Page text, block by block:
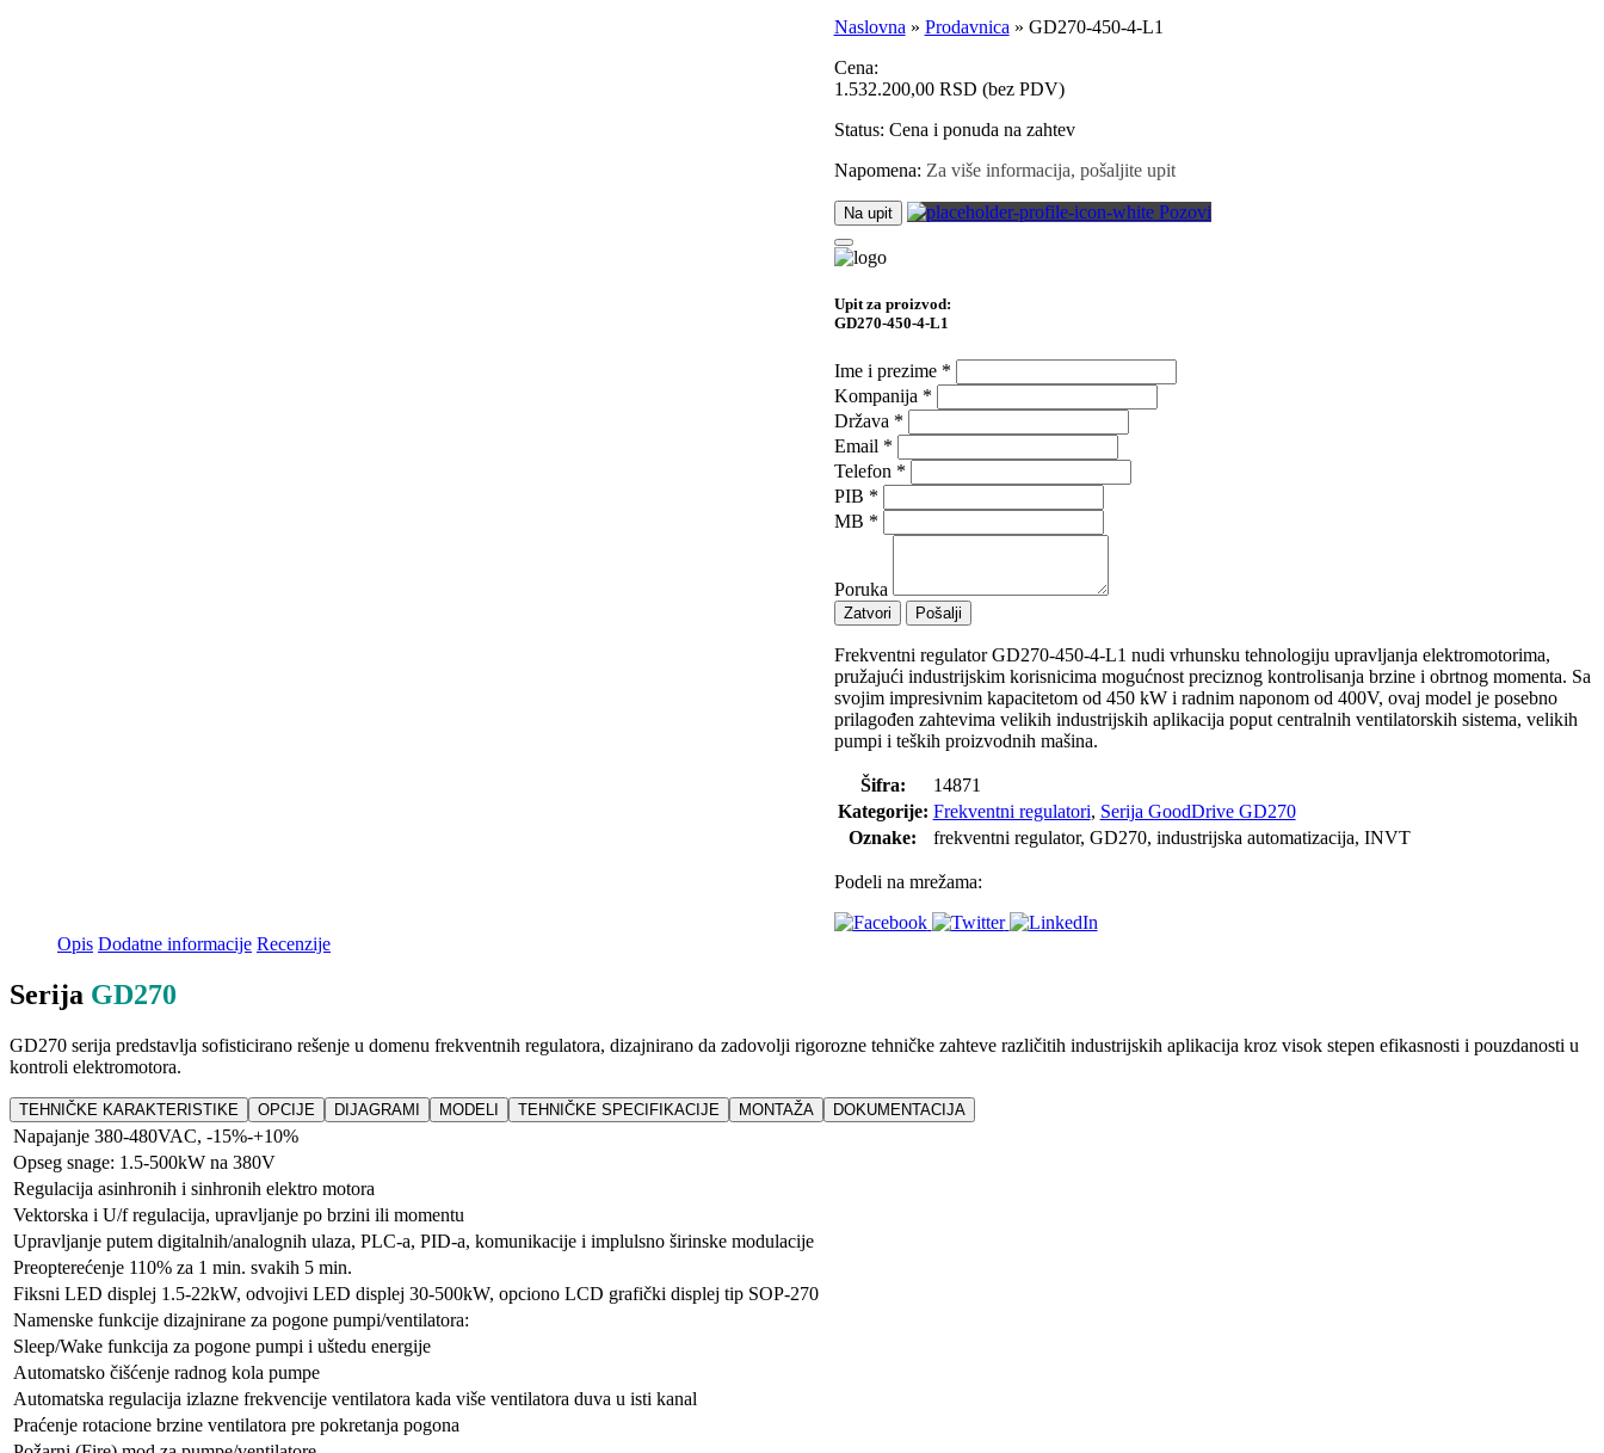
Naslovna » Prodavnica » GD270-450-4-L1
Cena:
1.532.200,00 RSD (bez PDV)
Status: Cena i ponuda na zahtev
Napomena: Za više informacija, pošaljite upit
Na upit Pozovi
Upit za proizvod:
GD270-450-4-L1
Ime i prezime*
Kompanija *
Država *
Email *
Telefon *
PIB *
MB *
Poruka
Zatvori Pošalji
Frekventni regulator GD270-450-4-L1 nudi vrhunsku tehnologiju upravljanja elektromotorima,
pružajući industrijskim korisnicima mogućnost preciznog kontrolisanja brzine i obrtnog momenta. Sa
svojim impresivnim kapacitetom od 450 kW i radnim naponom od 400V, ovaj model je posebno
prilagođen zahtevima velikih industrijskih aplikacija poput centralnih ventilatorskih sistema, velikih
pumpi i teških proizvodnih mašina.
Šifra:
14871
Kategorije: Frekventni regulatori, Serija GoodDrive GD270
Oznake:
frekventni regulator, GD270, industrijska automatizacija, INVT
Podeli na mrežama:
Opis Dodatne informacije Recenzije
Serija GD270
GD270 serija predstavlja sofisticirano rešenje u domenu frekventnih regulatora, dizajnirano da zadovolji rigorozne tehničke zahteve različitih industrijskih aplikacija kroz visok stepen efikasnosti i pouzdanosti u
kontroli elektromotora.
TEHNIČKE KARAKTERISTIKE OPCIJE DIJAGRAMI MODELI TEHNIČKE SPECIFIKACIJE MONTAŽA DOKUMENTACIJA
Napajanje 380-480VAC, -15%-+10%
Opseg snage: 1.5-500kW na 380V
Regulacija asinhronih i sinhronih elektro motora
Vektorska i U/f regulacija, upravljanje po brzini ili momentu
Upravljanje putem digitalnih/analognih ulaza, PLC-a, PID-a, komunikacije i implulsno širinske modulacije
Preopterećenje 110% za 1 min. svakih 5 min.
Fiksni LED displej 1.5-22kW, odvojivi LED displej 30-500kW, opciono LCD grafički displej tip SOP-270
Namenske funkcije dizajnirane za pogone pumpi/ventilatora:
Sleep/Wake funkcija za pogone pumpi i uštedu energije
Automatsko čišćenje radnog kola pumpe
Automatska regulacija izlazne frekvencije ventilatora kada više ventilatora duva u isti kanal
Praćenje rotacione brzine ventilatora pre pokretanja pogona